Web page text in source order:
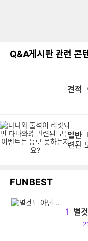
Q&A게시판 관련 콘
견적
일반
련된
다
FUN BEST
1 별
공
21